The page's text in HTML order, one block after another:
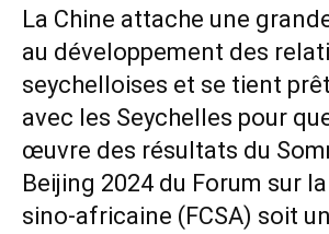
La Chine attache une
au développement des
seychelloises et se tient
avec les Seychelles pour
œuvre des résultats du
Beijing 2024 du Forum sur
sino-africaine (FCSA) soit